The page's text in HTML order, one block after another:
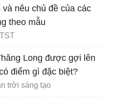
nêu chủ đề của các
theo mẫu
Long được gợi lên
điểm gì đặc biệt?
trời sáng tạo